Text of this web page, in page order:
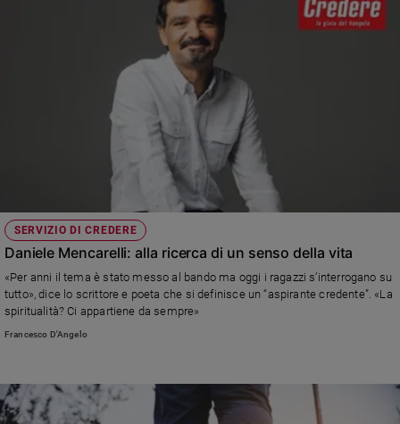
SERVIZIO DI CREDERE
Daniele Mencarelli: alla ricerca di un senso della vita
«Per anni il tema è stato messo al bando ma oggi i ragazzi s’interrogano su
tutto», dice lo scrittore e poeta che si definisce un “aspirante credente”. «La
spiritualità? Ci appartiene da sempre»
Francesco D'Angelo